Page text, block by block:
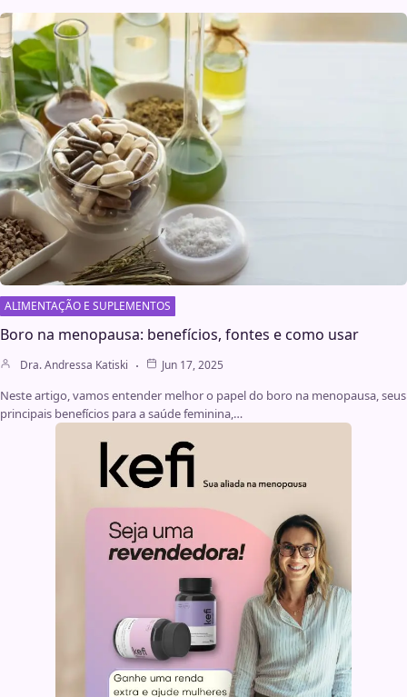
ALIMENTAÇÃO E SUPLEMENTOS
Boro na menopausa: benefícios, fontes e como usar
Dra. Andressa Katiski Jun 17, 2025
Neste artigo, vamos entender melhor o papel do boro na menopausa, seus
principais benefícios para a saúde feminina,…